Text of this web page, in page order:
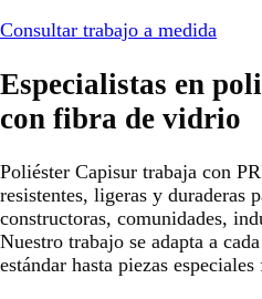
Consultar trabajo a medida
Especialistas en
con fibra de vidrio
Poliéster Capisur trabaja con
resistentes, ligeras y duraderas
constructoras, comunidades,
Nuestro trabajo se adapta a
estándar hasta piezas